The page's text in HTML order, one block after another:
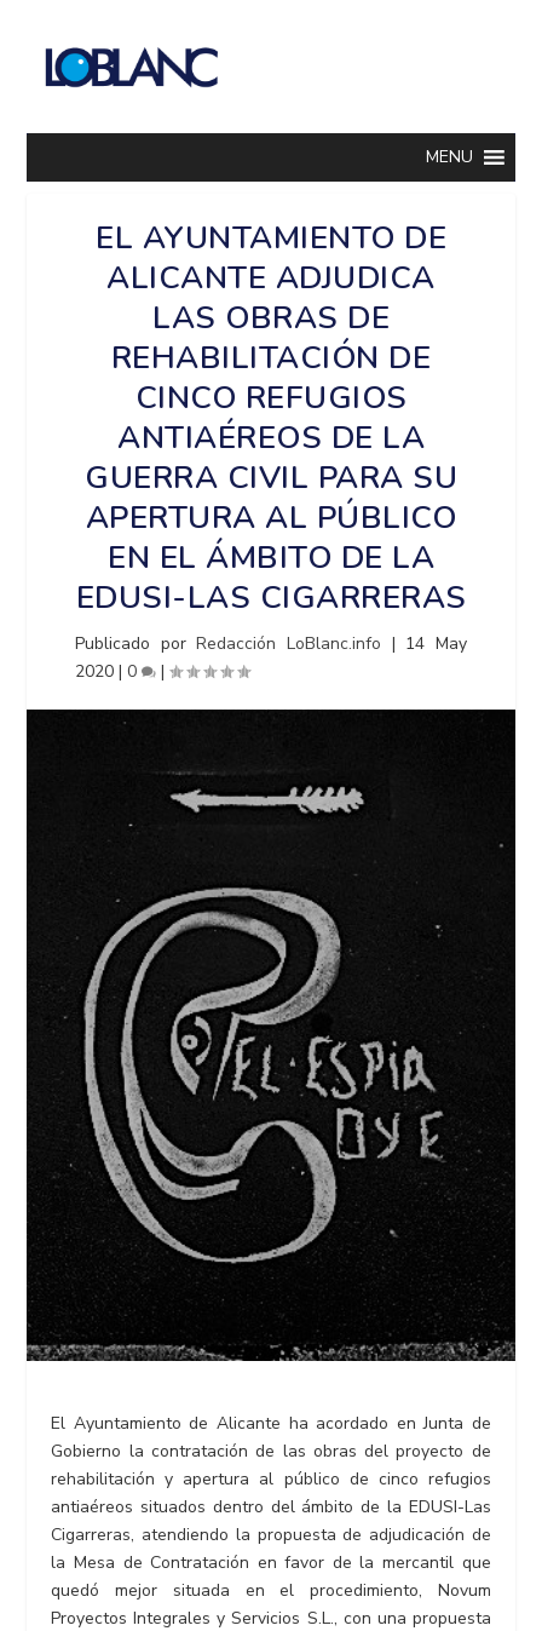
MENU
EL AYUNTAMIENTO DE
ALICANTE ADJUDICA
LAS OBRAS DE
REHABILITACIÓN DE
CINCO REFUGIOS
ANTIAÉREOS DE LA
GUERRA CIVIL PARA SU
APERTURA AL PÚBLICO
EN EL ÁMBITO DE LA
EDUSI-LAS CIGARRERAS
Publicado porRedacción LoBlanc.info | 14 May
2020 |0 |
El Ayuntamiento de Alicante ha acordado en Junta de
Gobierno la contratación de las obras del proyecto de
rehabilitación y apertura al público de cinco refugios
antiaéreos situados dentro del ámbito de la EDUSI-Las
Cigarreras, atendiendo la propuesta de adjudicación de
la Mesa de Contratación en favor de la mercantil que
quedó mejor situada en el procedimiento, Novum
Proyectos Integrales y Servicios S.L., con una propuesta